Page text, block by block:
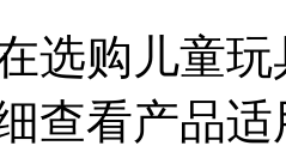
购儿童玩
查看产品